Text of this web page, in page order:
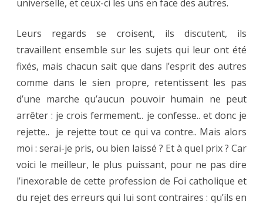
universelle, et ceux-ci les uns en face des autres.
Leurs regards se croisent, ils discutent, ils
travaillent ensemble sur les sujets qui leur ont été
fixés, mais chacun sait que dans l’esprit des autres
comme dans le sien propre, retentissent les pas
d’une marche qu’aucun pouvoir humain ne peut
arrêter : je crois fermement.. je confesse.. et donc je
rejette.. je rejette tout ce qui va contre.. Mais alors
moi : serai-je pris, ou bien laissé ? Et à quel prix ? Car
voici le meilleur, le plus puissant, pour ne pas dire
l’inexorable de cette profession de Foi catholique et
du rejet des erreurs qui lui sont contraires : qu’ils en